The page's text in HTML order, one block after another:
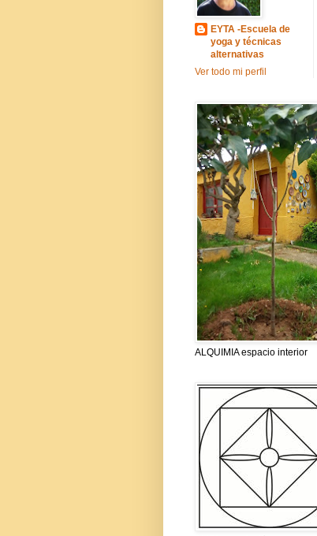
EYTA -Escuela de
yoga y técnicas
alternativas
Ver todo mi perfil
ALQUIMIA espacio interior